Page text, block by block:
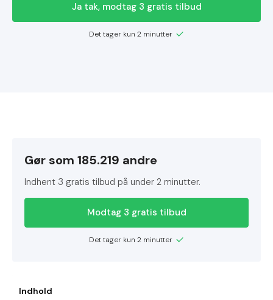
Ja tak, modtag 3 gratis tilbud
Det tager kun 2 minutter
Gør som 185.219 andre
Indhent 3 gratis tilbud på under 2 minutter.
Modtag 3 gratis tilbud
Det tager kun 2 minutter
Indhold